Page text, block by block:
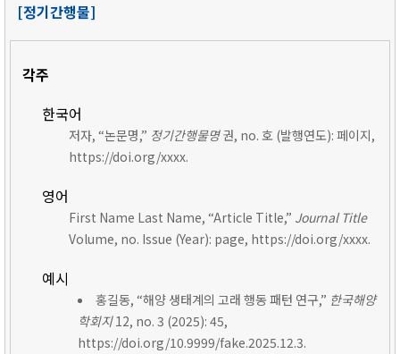
[정기간행물]
각주
한국어
저자, “논문명,” 정기간행물명권, no. 호 (발행연도): 페이지,
https://doi.org/xxxx.
영어
First Name Last Name, “Article Title,” Journal Title
Volume, no. Issue (Year): page, https://doi.org/xxxx.
예시
홍길동, “해양 생태계의 고래 행동 패턴 연구,” 한국해양
학회지12, no. 3 (2025): 45,
https://doi.org/10.9999/fake.2025.12.3.